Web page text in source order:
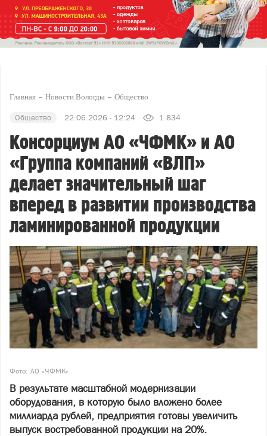
Главная Новости Вологды Общество
Общество 22.06.2026 - 12:24 1 834
Консорциум АО «ЧФМК» и АО
«Группа компаний «ВЛП»
делает значительный шаг
вперед в развитии производства
ламинированной продукции
Фото: АО «ЧФМК»
В результате масштабной модернизации
оборудования, в которую было вложено более
миллиарда рублей, предприятия готовы увеличить
выпуск востребованной продукции на 20%.